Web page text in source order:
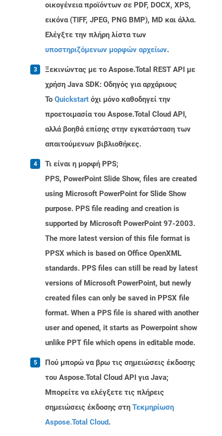
οικογένεια προϊόντων σε PDF, DOCX, XPS,
εικόνα (TIFF, JPEG, PNG BMP), MD και άλλα.
Ελέγξτε την πλήρη λίστα των
υποστηριζόμενων μορφών αρχείων.
Ξεκινώντας με το Aspose.Total REST API με
χρήση Java SDK: Οδηγός για αρχάριους
Το Quickstart όχι μόνο καθοδηγεί την
προετοιμασία του Aspose.Total Cloud API,
αλλά βοηθά επίσης στην εγκατάσταση των
απαιτούμενων βιβλιοθήκες.
Τι είναι η μορφή PPS;
PPS, PowerPoint Slide Show, files are created
using Microsoft PowerPoint for Slide Show
purpose. PPS file reading and creation is
supported by Microsoft PowerPoint 97-2003.
The more latest version of this file format is
PPSX which is based on Office OpenXML
standards. PPS files can still be read by latest
versions of Microsoft PowerPoint, but newly
created files can only be saved in PPSX file
format. When a PPS file is shared with another
user and opened, it starts as Powerpoint show
unlike PPT file which opens in editable mode.
Πού μπορώ να βρω τις σημειώσεις έκδοσης
του Aspose.Total Cloud API για Java;
Μπορείτε να ελέγξετε τις πλήρεις
σημειώσεις έκδοσης στη Τεκμηρίωση
Aspose.Total Cloud.